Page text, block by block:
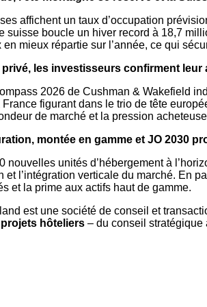
affichent un taux d’occupation
suisse boucle un hiver record à 18,7
en mieux répartie sur l’année, ce qui
les investisseurs confirment leur
2026 de Cushman & Wakefield
figurant dans le trio de tête
de marché et la pression
montée en gamme et JO 2030
nouvelles unités d’hébergement à
et l’intégration verticale du marché. En
et la prime aux actifs haut de gamme.
est une société de conseil et
projets hôteliers – du conseil stratégique